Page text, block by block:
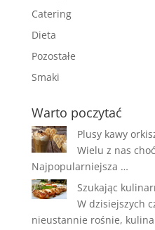
Catering
Dieta
Pozostałe
Smaki
Warto poczytać
Plusy kawy
Wielu z nas
Najpopularniejsza …
Szukając
W dzisiejszych
nieustannie rośnie,